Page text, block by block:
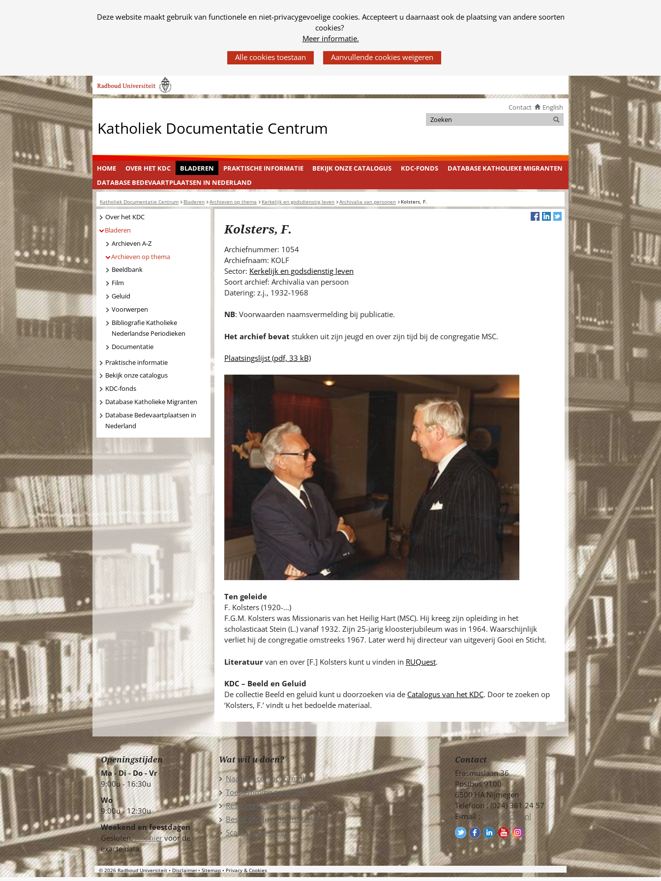
Cookies
Deze website maakt gebruik van functionele en niet-privacygevoelige cookies. Accepteert u daarnaast ook de plaatsing van andere soorten
cookies?
Meer informatie.
gebruik
van
op
deze
worden
toegestaan
geweigerd.
Ga
naar
de
inhoud
Katholiek Documentatie Centrum
Contact English
k
i
d
e
.
.
Zoeken
Zoeken
HOME OVER HET KDC BLADEREN PRAKTISCHE INFORMATIE BEKIJK ONZE CATALOGUS KDC-FONDS
DATABASE KATHOLIEKE MIGRANTEN
DATABASE BEDEVAARTPLAATSEN IN NEDERLAND
Katholiek Documentatie Centrum Bladeren Archieven op thema Kerkelijk en godsdienstig leven Archivalia van personen Kolsters, F.
Kolsters, F.
Archiefnummer: 1054
Archiefnaam: KOLF
Sector: Kerkelijk en godsdienstig leven
Soort archief: Archivalia van persoon
Datering: z.j., 1932-1968
NB: Voorwaarden naamsvermelding bij publicatie.
Het archief bevat stukken uit zijn jeugd en over zijn tijd bij de congregatie MSC.
Plaatsingslijst(pdf, 33 kB)
Ten geleide
F. Kolsters (1920-...)
F.G.M. Kolsters was Missionaris van het Heilig Hart (MSC). Hij kreeg zijn opleiding in het
scholasticaat Stein (L.) vanaf 1932. Zijn 25-jarig kloosterjubileum was in 1964. Waarschijnlijk
verliet hij de congregatie omstreeks 1967. Later werd hij directeur van uitgeverij Gooi en Sticht.
Literatuurvan en over [F.] Kolsters kunt u vinden in RUQuest.
KDC – Beeld en Geluid
De collectie Beeld en geluid kunt u doorzoeken via de Catalogus van het KDC. Door te zoeken op
‘Kolsters, F.’ vindt u het bedoelde materiaal.
Navigatie
Over het KDC
Bladeren
Archieven A-Z
Archieven op thema
Beeldbank
Film
Geluid
Voorwerpen
Bibliografie Katholieke
Nederlandse Periodieken
Documentatie
Praktische informatie
Bekijk onze catalogus
KDC-fonds
Database Katholieke Migranten
Database Bedevaartplaatsen in
Nederland
Openingstijden
Ma - Di - Do - Vr
9:00u - 16:30u
Wo
9:00u - 12:30u
Weekend en feestdagen
Gesloten.Klik hiervoor de
exacte data.
Wat wil u doen?
Naar het contactformulier
Toestemming aanvragen
Reserveer een archiefstuk
Bestel product Beeld&Geluid
Scans on Demand
Contact
Erasmuslaan 36
Postbus 9100
6500 HA Nijmegen
Telefoon : (024) 361 24 57
E-mail :info@kdc.ru.nl
© 2026 Radboud Universiteit Disclaimer Sitemap Privacy & Cookies